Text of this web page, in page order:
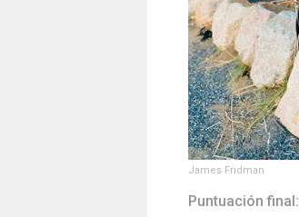
James Fridman
Puntuación final: